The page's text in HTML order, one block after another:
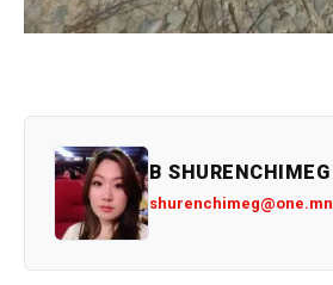
B SHURENCHIMEG
shurenchimeg@one.mn